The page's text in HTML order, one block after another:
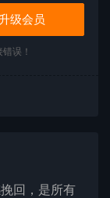
级会员
误！
回，是所有